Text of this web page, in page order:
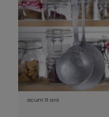
acum 11 ani